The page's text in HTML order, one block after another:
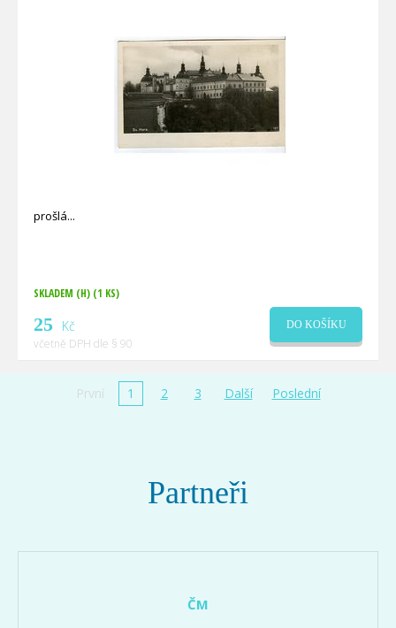
prošlá
SKLADEM (H) (1 KS)
25 Kč
včetně DPH dle § 90
DO KOŠÍKU
První 1 2 3 Další Poslední
Partneři
ČM